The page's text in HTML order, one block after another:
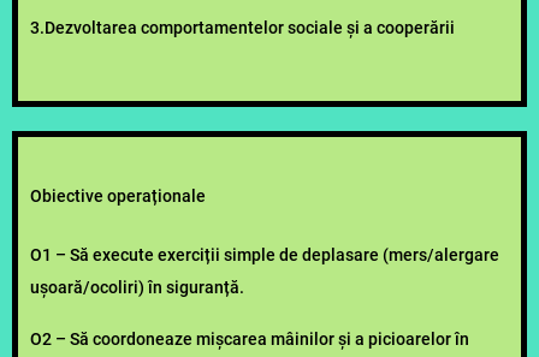
3.Dezvoltarea comportamentelor sociale și a cooperării
Obiective operaționale
O1 – Să execute exerciții simple de deplasare (mers/alergare
ușoară/ocoliri) în siguranță.
O2 – Să coordoneaze mișcarea mâinilor și a picioarelor în